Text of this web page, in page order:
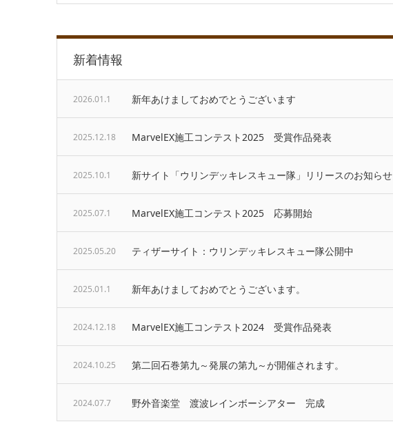
新着情報
2026.01.1 新年あけましておめでとうございます
2025.12.18 MarvelEX施工コンテスト2025 受賞作品発表
2025.10.1 新サイト「ウリンデッキレスキュー隊」リリースのお知らせ
2025.07.1 MarvelEX施工コンテスト2025 応募開始
2025.05.20 ティザーサイト：ウリンデッキレスキュー隊公開中
2025.01.1 新年あけましておめでとうございます。
2024.12.18 MarvelEX施工コンテスト2024 受賞作品発表
2024.10.25 第二回石巻第九～発展の第九～が開催されます。
2024.07.7 野外音楽堂 渡波レインボーシアター 完成